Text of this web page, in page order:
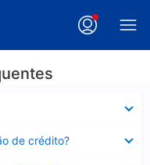
de crédito?